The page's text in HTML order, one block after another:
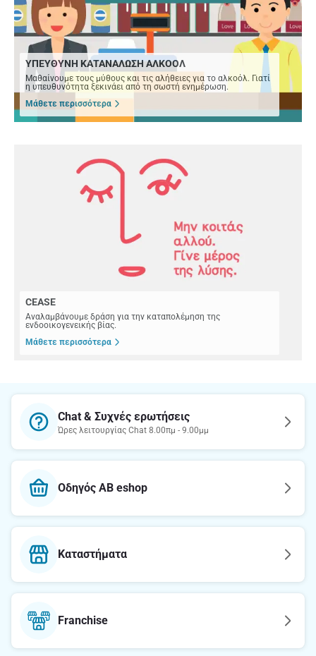
ΥΠΕΥΘΥΝΗ ΚΑΤΑΝΑΛΩΣΗ ΑΛΚΟΟΛ
Μαθαίνουμε τους μύθους και τις αλήθειες για το αλκοόλ. Γιατί
η υπευθυνότητα ξεκινάει από τη σωστή ενημέρωση.
Μάθετε περισσότερα
CEASE
Αναλαμβάνουμε δράση για την καταπολέμηση της
ενδοοικογενεικής βίας.
Μάθετε περισσότερα
Chat & Συχνές ερωτήσεις
Ώρες λειτουργίας Chat 8.00πμ - 9.00μμ
Οδηγός AB eshop
Καταστήματα
Franchise